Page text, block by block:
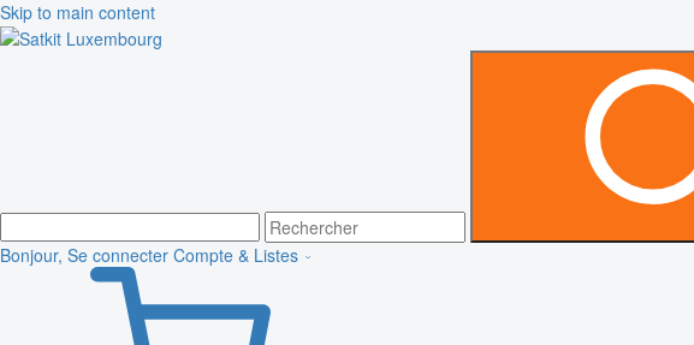
Skip to main content
Bonjour, Se connecter Compte & Listes